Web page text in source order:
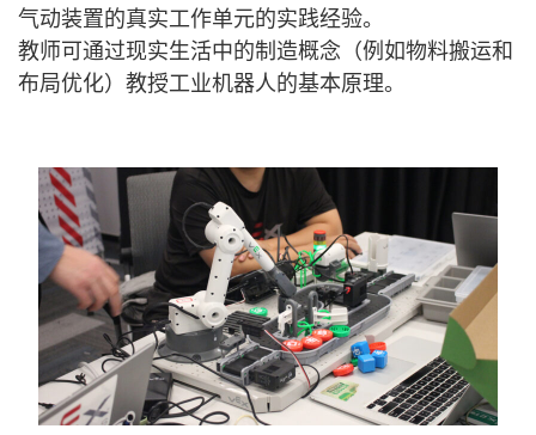
气动装置的真实工作单元的实践经验。
教师可通过现实生活中的制造概念（例如物料搬运和
布局优化）教授工业机器人的基本原理。